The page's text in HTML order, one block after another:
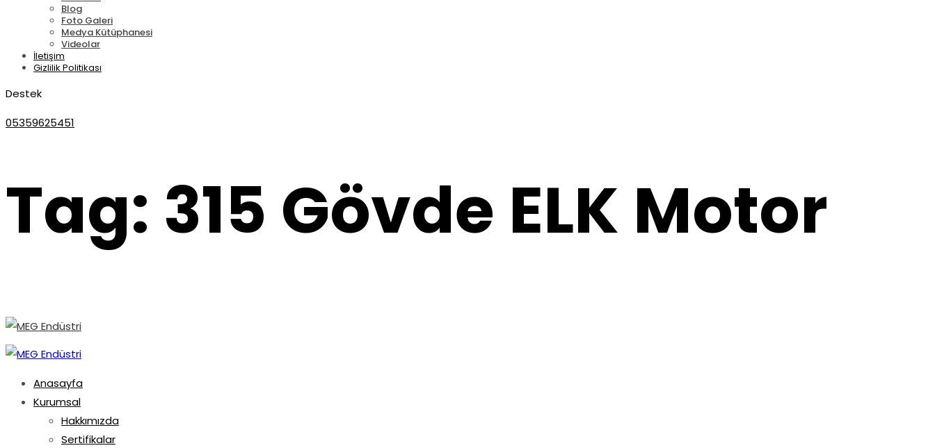
Blog
Foto Galeri
Medya Kütüphanesi
Videolar
İletişim
Gizlilik Politikası
Destek
05359625451
Tag: 315 Gövde ELK Motor
Anasayfa
Kurumsal
Hakkımızda
Sertifikalar